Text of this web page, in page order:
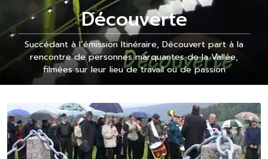
Découverte
Succédant à l’émission Itinéraire, Découvert part à la
rencontre de personnes marquantes de la Vallée,
filmées sur leur lieu de travail ou de passion